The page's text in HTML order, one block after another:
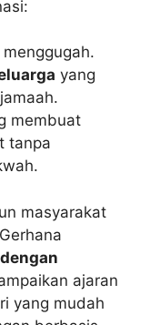
yang
membuat
tanpa
masyarakat
ajaran
yang mudah